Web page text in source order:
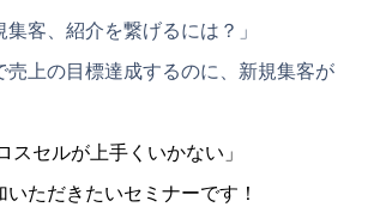
集客、紹介を繋げるには？」
売上の目標達成するのに、新規集客が
スセルが上手くいかない」
ただきたいセミナーです！